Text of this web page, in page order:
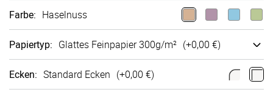
Farbe: Haselnuss
Papiertyp: Glattes Fein­papier 300g/m² (+0,00 €)
Ecken: Standard Ecken (+0,00 €)